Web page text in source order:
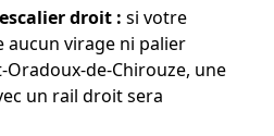
droit : si votre
aucun virage ni palier
de-Chirouze, une
un rail droit sera